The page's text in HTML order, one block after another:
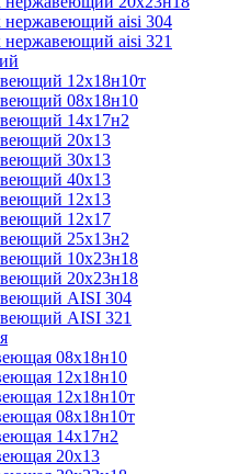
нержавеющий aisi 304
aisi 321
12х18н10т
08х18н10
14х17н2
20х13
30х13
40х13
12х13
12х17
25х13н2
10х23н18
20х23н18
AISI 304
AISI 321
08х18н10
12х18н10
12х18н10т
08х18н10т
14х17н2
20х13